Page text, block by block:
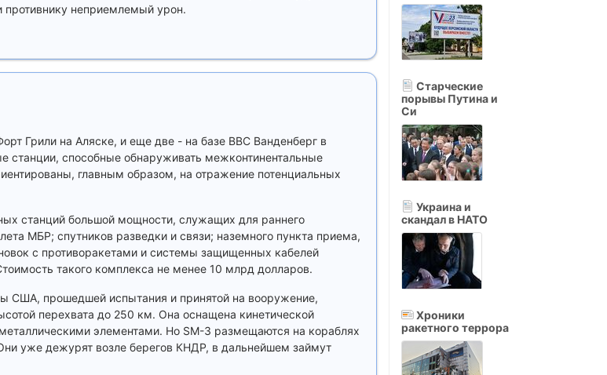
противнику неприемлемый урон.
Грили на Аляске, и еще две - на базе ВВС Ванденберг в
способные обнаруживать межконтинентальные
главным образом, на отражение потенциальных
станций большой мощности, служащих для раннего
МБР; спутников разведки и связи; наземного пункта приема,
с противоракетами и системы защищенных кабелей
такого комплекса не менее 10 млрд долларов.
США, прошедшей испытания и принятой на вооружение,
перехвата до 250 км. Она оснащена кинетической
элементами. Но SM-3 размещаются на кораблях
уже дежурят возле берегов КНДР, в дальнейшем займут
Старческие
порывы Путина и
Си
Украина и
скандал в НАТО
Хроники
ракетного террора